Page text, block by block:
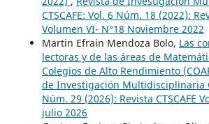
CTSCAFE: Vol. 6 Núm. 18 (2022):
Volumen VI- N°18 Noviembre 2022
Martin Efrain Mendoza Bolo, Las
lectoras y de las áreas de
Colegios de Alto Rendimiento
de Investigación Multidisciplinaria
Núm. 29 (2026): Revista CTSCAFE
julio 2026